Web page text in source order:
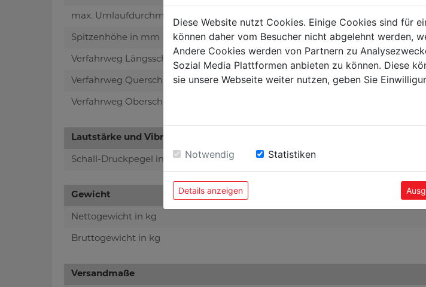
max. Umlaufdurchmesser Bett in mm
Spitzenhöhe in mm
Verfahrweg Längsschlitten in mm
Verfahrweg Querschlitten in mm
Verfahrweg Oberschlitten in mm
Lautstärke und Vibrationen:
Schall-Druckpegel in dB(A)
Gewicht
Nettogewicht in kg
Bruttogewicht in kg
Versandmaße
Diese Website nutzt Cookies. Einige Cookies sind für
können daher vom Besucher nicht abgelehnt werden,
Andere Cookies werden von Partnern zu
Sozial Media Plattformen anbieten zu können. Diese
sie unsere Webseite weiter nutzen, geben Sie
Notwendig Statistiken
Details anzeigen